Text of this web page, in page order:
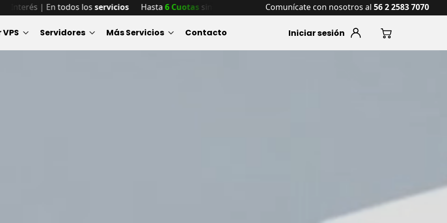
Hasta6 Cuotassin Interés | En todos losservicios Comunícate con nosotros al 56 2 2583 7070
Servidores Más Servicios Contacto Iniciar sesión